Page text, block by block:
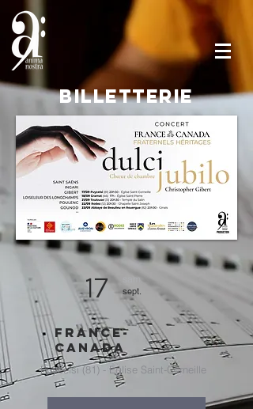
BILLETTERIE
17 sam.
sept.
FRANCE-
CANADA
Puycelsi (81) - Eglise Saint-Corneille